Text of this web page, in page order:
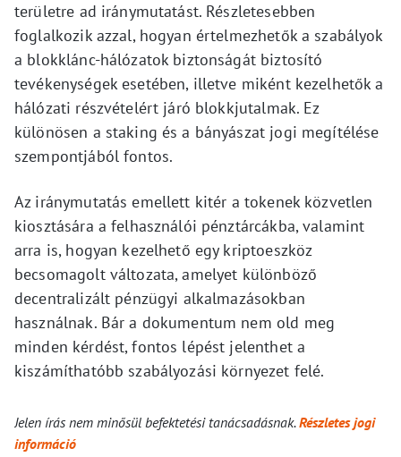
területre ad iránymutatást. Részletesebben
foglalkozik azzal, hogyan értelmezhetők a szabályok
a blokklánc-hálózatok biztonságát biztosító
tevékenységek esetében, illetve miként kezelhetők a
hálózati részvételért járó blokkjutalmak. Ez
különösen a staking és a bányászat jogi megítélése
szempontjából fontos.
Az iránymutatás emellett kitér a tokenek közvetlen
kiosztására a felhasználói pénztárcákba, valamint
arra is, hogyan kezelhető egy kriptoeszköz
becsomagolt változata, amelyet különböző
decentralizált pénzügyi alkalmazásokban
használnak. Bár a dokumentum nem old meg
minden kérdést, fontos lépést jelenthet a
kiszámíthatóbb szabályozási környezet felé.
Jelen írás nem minősül befektetési tanácsadásnak.Részletes jogi
információ